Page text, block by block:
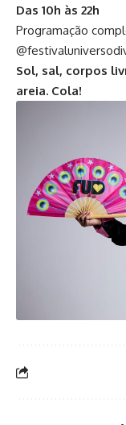
Das 10h às 22h
Programação
Sol, sal, corpos
areia. Cola!